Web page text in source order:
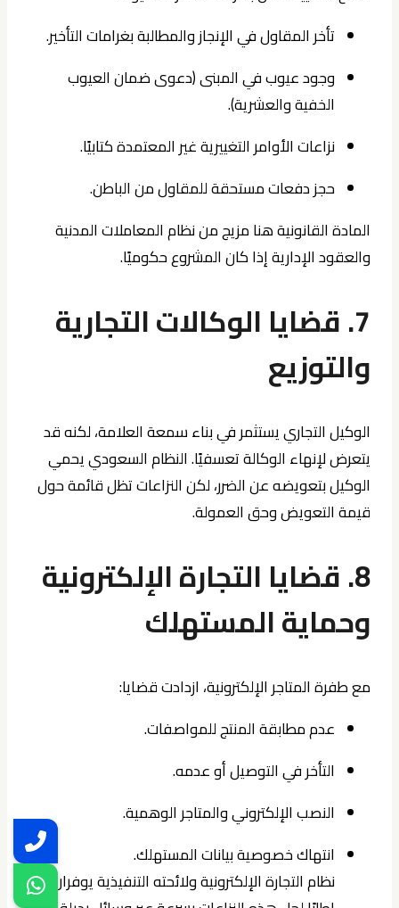
تأخر المقاول في الإنجاز والمطالبة بغرامات التأخير.
وجود عيوب في المبنى (دعوى ضمان العيوب
الخفية والعشرية).
نزاعات الأوامر التغييرية غير المعتمدة كتابيًا.
حجز دفعات مستحقة للمقاول من الباطن.
المادة القانونية هنا مزيج من نظام المعاملات المدنية
والعقود الإدارية إذا كان المشروع حكوميًا.
7. قضايا الوكالات التجارية
والتوزيع
الوكيل التجاري يستثمر في بناء سمعة العلامة، لكنه قد
يتعرض لإنهاء الوكالة تعسفيًا. النظام السعودي يحمي
الوكيل بتعويضه عن الضرر، لكن النزاعات تظل قائمة حول
قيمة التعويض وحق العمولة.
8. قضايا التجارة الإلكترونية
وحماية المستهلك
مع طفرة المتاجر الإلكترونية، ازدادت قضايا:
عدم مطابقة المنتج للمواصفات.
التأخر في التوصيل أو عدمه.
النصب الإلكتروني والمتاجر الوهمية.
انتهاك خصوصية بيانات المستهلك.
نظام التجارة الإلكترونية ولائحته التنفيذية يوفران